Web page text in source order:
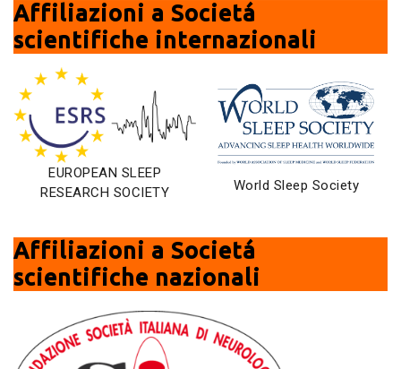
Affiliazioni a Societá
scientifiche internazionali
EUROPEAN SLEEP
RESEARCH SOCIETY
World Sleep Society
Affiliazioni a Societá
scientifiche nazionali